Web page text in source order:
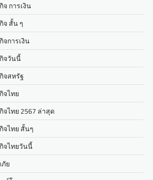
จ การเงิน
จ สั้น ๆ
จการเงิน
จวันนี้
จสหรัฐ
จไทย
จไทย 2567 ล่าสุด
จไทย สั้นๆ
จไทยวันนี้
ย